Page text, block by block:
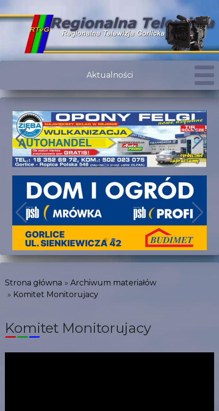
Aktualności
Strona główna
Archiwum materiałów
Komitet Monitorujacy
Komitet Monitorujacy